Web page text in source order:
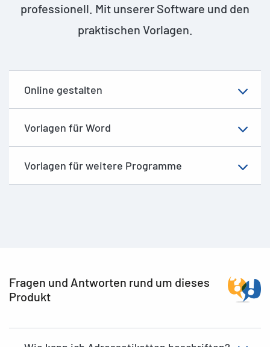
professionell. Mit unserer Software und den
praktischen Vorlagen.
Online gestalten
Vorlagen für Word
Vorlagen für weitere Programme
Fragen und Antworten rund um dieses
Produkt